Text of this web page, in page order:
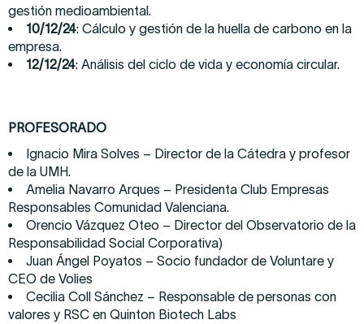
gestión medioambiental.
10/12/24: Cálculo y gestión de la huella de carbono en la
empresa.
12/12/24: Análisis del ciclo de vida y economía circular.
PROFESORADO
Ignacio Mira Solves – Director de la Cátedra y profesor
de la UMH.
Amelia Navarro Arques – Presidenta Club Empresas
Responsables Comunidad Valenciana.
Orencio Vázquez Oteo – Director del Observatorio de la
Responsabilidad Social Corporativa)
Juan Ángel Poyatos – Socio fundador de Voluntare y
CEO de Volies
Cecilia Coll Sánchez – Responsable de personas con
valores y RSC en Quinton Biotech Labs